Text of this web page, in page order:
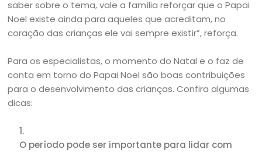
saber sobre o tema, vale a família reforçar que o Papai
Noel existe ainda para aqueles que acreditam, no
coração das crianças ele vai sempre existir”, reforça.
Para os especialistas, o momento do Natal e o faz de
conta em torno do Papai Noel são boas contribuições
para o desenvolvimento das crianças. Confira algumas
dicas:
O período pode ser importante para lidar com